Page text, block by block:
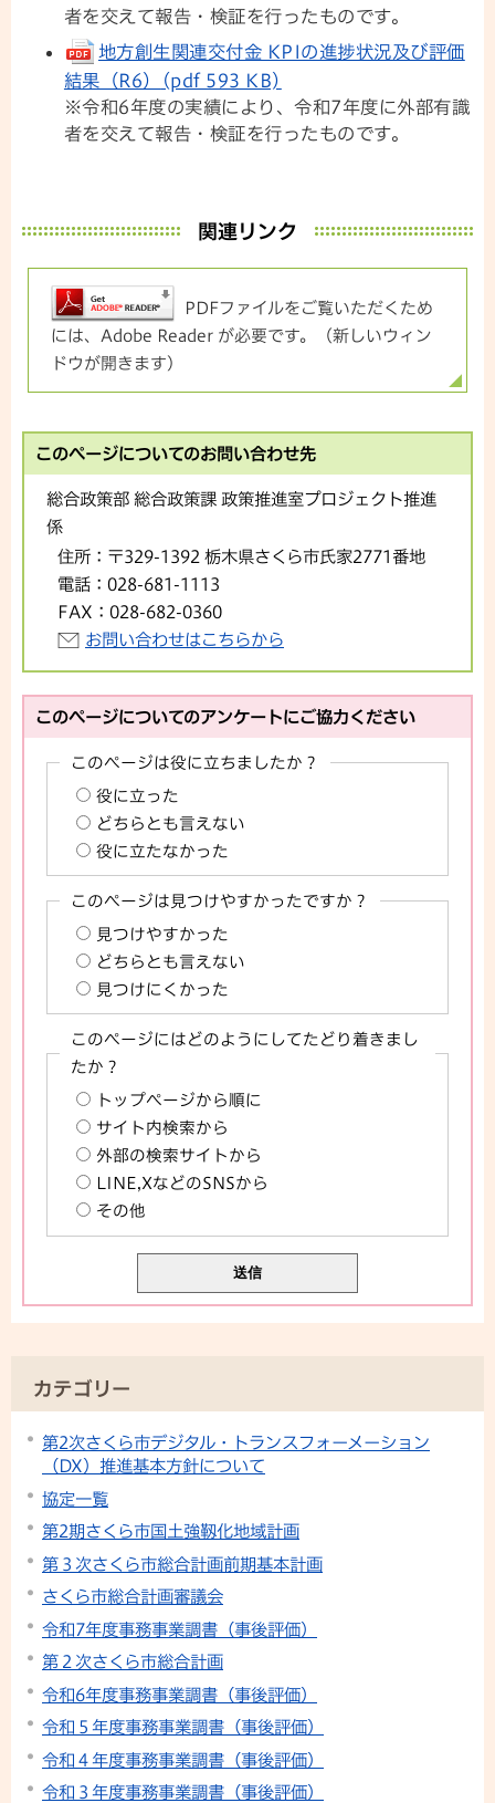
者を交えて報告・検証を行ったものです。
地方創生関連交付金 KPIの進捗状況及び評価
結果（R6）
(pdf 593 KB)
※令和6年度の実績により、令和7年度に外部有識
者を交えて報告・検証を行ったものです。
関連リンク
PDFファイルをご覧いただくため
には、Adobe Reader が必要です。（新しいウィン
ドウが開きます）
このページについてのお問い合わせ先
総合政策部 総合政策課 政策推進室プロジェクト推進
係
住所： 〒329-1392 栃木県さくら市氏家2771番地
電話： 028-681-1113
FAX： 028-682-0360
お問い合わせはこちらから
このページについてのアンケートにご協力ください
このページは役に立ちましたか？
役に立った
どちらとも言えない
役に立たなかった
このページは見つけやすかったですか？
見つけやすかった
どちらとも言えない
見つけにくかった
このページにはどのようにしてたどり着きまし
たか？
トップページから順に
サイト内検索から
外部の検索サイトから
LINE,XなどのSNSから
その他
カテゴリー
第2次さくら市デジタル・トランスフォーメーション
（DX）推進基本方針について
協定一覧
第2期さくら市国土強靱化地域計画
第３次さくら市総合計画前期基本計画
さくら市総合計画審議会
令和7年度事務事業調書（事後評価）
第２次さくら市総合計画
令和6年度事務事業調書（事後評価）
令和５年度事務事業調書（事後評価）
令和４年度事務事業調書（事後評価）
令和３年度事務事業調書（事後評価）